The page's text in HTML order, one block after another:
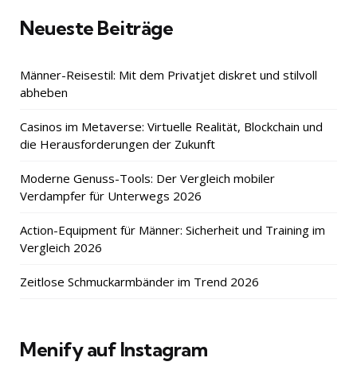
Neueste Beiträge
Männer-Reisestil: Mit dem Privatjet diskret und stilvoll
abheben
Casinos im Metaverse: Virtuelle Realität, Blockchain und
die Herausforderungen der Zukunft
Moderne Genuss-Tools: Der Vergleich mobiler
Verdampfer für Unterwegs 2026
Action-Equipment für Männer: Sicherheit und Training im
Vergleich 2026
Zeitlose Schmuckarmbänder im Trend 2026
Menify auf Instagram